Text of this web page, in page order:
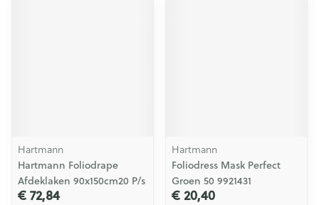
Hartmann
Hartmann Foliodrape
Afdeklaken 90x150cm20 P/s
€ 72,84
Hartmann
Foliodress Mask Perfect
Groen 50 9921431
€ 20,40